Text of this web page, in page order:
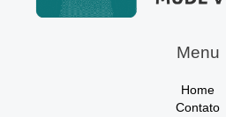
Menu
Home
Contato